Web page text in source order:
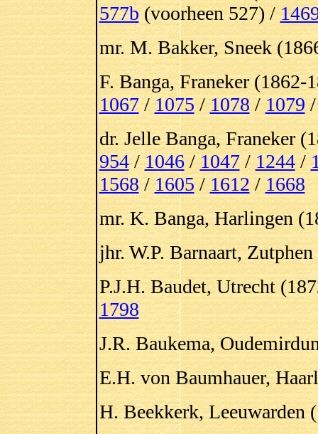
577b(voorheen 527) /
mr. M. Bakker, Sneek
F. Banga, Franeker
1067/1075/1078/1079
dr. Jelle Banga, Franeker
954/1046/1047/1244/
1568/1605/1612/1668
mr. K. Banga, Harlingen
jhr. W.P. Barnaart,
P.J.H. Baudet, Utrecht
1798
J.R. Baukema,
E.H. von Baumhauer,
H. Beekkerk, Leeuwarden